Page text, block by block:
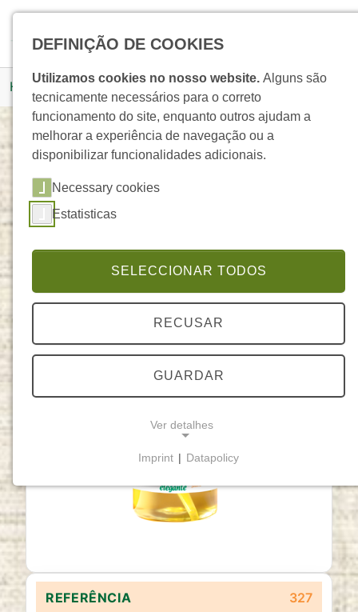
Skip to main navigation
Skip to main content
Skip to page footer
Pesquisar
You are here:
Homepage Produtos Detalhe Produto
Óleo Banhos & Massagens Argan 10%
ELEGANTE
327
DEFINIÇÃO DE COOKIES
Utilizamos cookies no nosso website. Alguns são
tecnicamente necessários para o correto
funcionamento do site, enquanto outros ajudam a
melhorar a experiência de navegação ou a
disponibilizar funcionalidades adicionais.
Necessary cookies
Estatisticas
SELECCIONAR TODOS
RECUSAR
GUARDAR
Ver detalhes
Cookies necessáriospermitem funcionalidades
básicas e são essenciais para o funcionamento
Cookie Consent
Name:
Imprint | Datapolicy